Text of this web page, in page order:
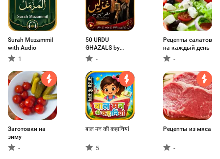
Surah Muzammil
with Audio
1
50 URDU
GHAZALS by
Mazhar
-
Рецепты салатов
на каждый день
-
Заготовки на
зиму
-
बाल मन की कहानियां
5
Рецепты из мяса
-